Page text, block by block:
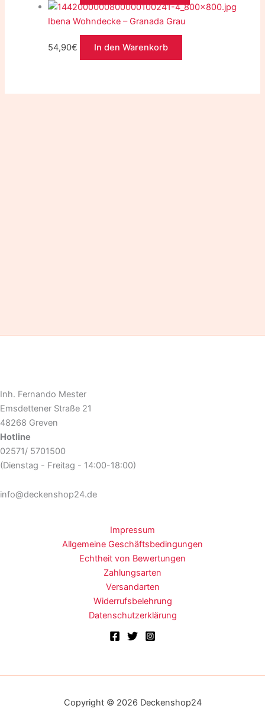
Ibena Wohndecke – Granada Grau
54,90€ In den Warenkorb
Inh. Fernando Mester
Emsdettener Straße 21
48268 Greven
Hotline
02571/ 5701500
(Dienstag - Freitag - 14:00-18:00)
info@deckenshop24.de
Impressum
Allgemeine Geschäftsbedingungen
Echtheit von Bewertungen
Zahlungsarten
Versandarten
Widerrufsbelehrung
Datenschutzerklärung
Copyright © 2026 Deckenshop24